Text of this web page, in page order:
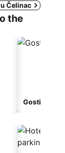
Čelinac
the
Gostionica